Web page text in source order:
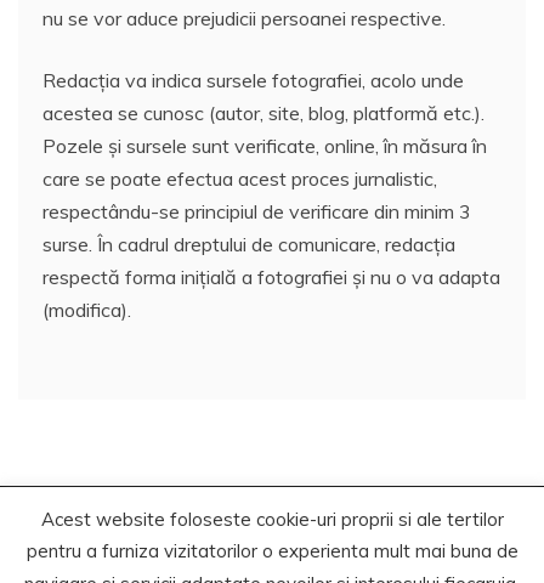
nu se vor aduce prejudicii persoanei respective.
Redacția va indica sursele fotografiei, acolo unde
acestea se cunosc (autor, site, blog, platformă etc.).
Pozele și sursele sunt verificate, online, în măsura în
care se poate efectua acest proces jurnalistic,
respectându-se principiul de verificare din minim 3
surse. În cadrul dreptului de comunicare, redacția
respectă forma inițială a fotografiei și nu o va adapta
(modifica).
Copyrights. © 2021 Segra Media
Proudly powered by WordPress| Theme: Recent News
Acest website foloseste cookie-uri proprii si ale tertilor
pentru a furniza vizitatorilor o experienta mult mai buna de